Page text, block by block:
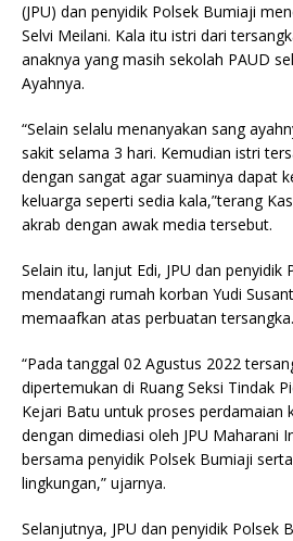
(JPU) dan penyidik Polsek Bumiaji
Selvi Meilani. Kala itu istri dari
anaknya yang masih sekolah PAUD
Ayahnya.
“Selain selalu menanyakan sang
sakit selama 3 hari. Kemudian istri
dengan sangat agar suaminya dapat
keluarga seperti sedia kala,”terang
akrab dengan awak media tersebut.
Selain itu, lanjut Edi, JPU dan penyidik
mendatangi rumah korban Yudi
memaafkan atas perbuatan tersangka.
“Pada tanggal 02 Agustus 2022
dipertemukan di Ruang Seksi Tindak
Kejari Batu untuk proses perdamaian
dengan dimediasi oleh JPU Maharani
bersama penyidik Polsek Bumiaji
lingkungan,” ujarnya.
Selanjutnya, JPU dan penyidik Polsek